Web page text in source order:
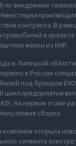
по внедрению
контракта. В
в
марки из КНР.
в Липецкой
в России
под брендом
цикл предприятия
На первом этапе
сборка.
компания открыла
сегмента